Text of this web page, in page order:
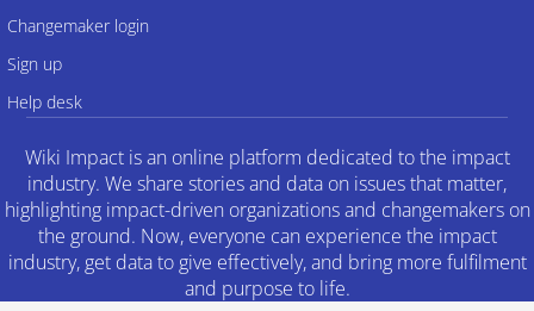
Changemaker login
Sign up
Help desk
Wiki Impact is an online platform dedicated to the impact
industry. We share stories and data on issues that matter,
highlighting impact-driven organizations and changemakers on
the ground. Now, everyone can experience the impact
industry, get data to give effectively, and bring more fulfilment
and purpose to life.